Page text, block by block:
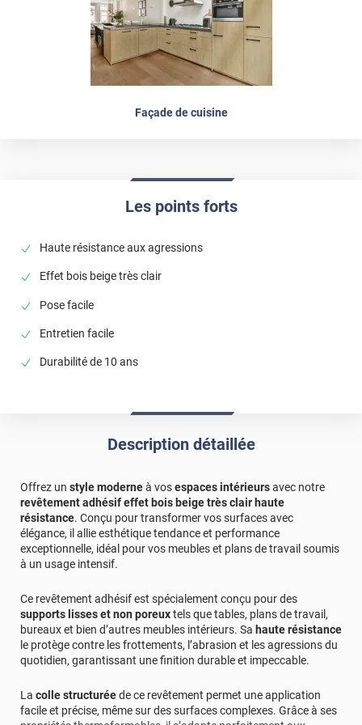
Façade de cuisine
Les points forts
Haute résistance aux agressions
Effet bois beige très clair
Pose facile
Entretien facile
Durabilité de 10 ans
Description détaillée
Offrez un style moderneà vosespaces intérieursavec notre
revêtement adhésif effet bois beige très clair haute
résistance. Conçu pour transformer vos surfaces avec
élégance, il allie esthétique tendance et performance
exceptionnelle, idéal pour vos meubles et plans de travail soumis
à un usage intensif.
Ce revêtement adhésif est spécialement conçu pour des
supports lisses et non poreuxtels que tables, plans de travail,
bureaux et bien d’autres meubles intérieurs. Sa haute résistance
le protège contre les frottements, l’abrasion et les agressions du
quotidien, garantissant une finition durable et impeccable.
La colle structuréede ce revêtement permet une application
facile et précise, même sur des surfaces complexes. Grâce à ses